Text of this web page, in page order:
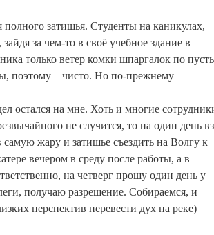
полного затишья. Студенты на каникулах,
за чем-то в своё учебное здание в
только ветер комки шпаргалок по
поэтому – чисто. Но по-прежнему –
остался на мне. Хоть и многие
не случится, то на один день
жару и затишье съездить на Волгу к
вечером в среду после работы, а в
на четверг прошу один день у
получаю разрешение. Собираемся, и
перспектив перевести дух на реке)